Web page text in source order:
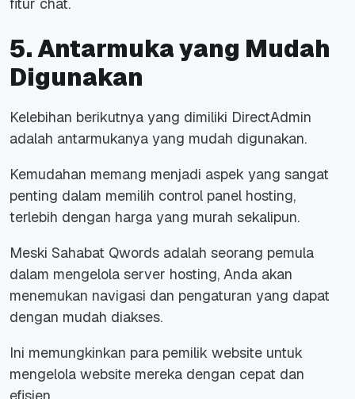
fitur chat.
5. Antarmuka yang Mudah
Digunakan
Kelebihan berikutnya yang dimiliki DirectAdmin
adalah antarmukanya yang mudah digunakan.
Kemudahan memang menjadi aspek yang sangat
penting dalam memilih control panel hosting,
terlebih dengan harga yang murah sekalipun.
Meski Sahabat Qwords adalah seorang pemula
dalam mengelola server hosting, Anda akan
menemukan navigasi dan pengaturan yang dapat
dengan mudah diakses.
Ini memungkinkan para pemilik website untuk
mengelola website mereka dengan cepat dan